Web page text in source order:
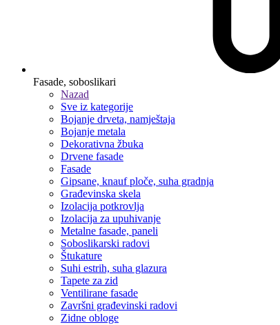
Fasade, soboslikari
Nazad
Sve iz kategorije
Bojanje drveta, namještaja
Bojanje metala
Dekorativna žbuka
Drvene fasade
Fasade
Gipsane, knauf ploče, suha gradnja
Građevinska skela
Izolacija potkrovlja
Izolacija za upuhivanje
Metalne fasade, paneli
Soboslikarski radovi
Štukature
Suhi estrih, suha glazura
Tapete za zid
Ventilirane fasade
Završni građevinski radovi
Zidne obloge